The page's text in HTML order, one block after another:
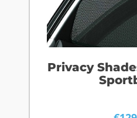
Privacy